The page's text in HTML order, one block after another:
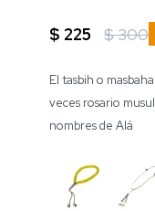
$ 225 $300
El tasbih o
veces rosario
nombres de Alá